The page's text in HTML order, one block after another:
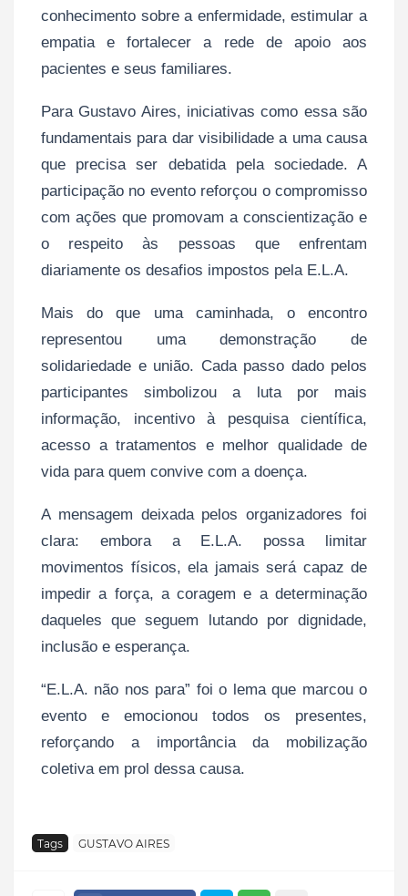
conhecimento sobre a enfermidade, estimular a
empatia e fortalecer a rede de apoio aos
pacientes e seus familiares.
Para Gustavo Aires, iniciativas como essa são
fundamentais para dar visibilidade a uma causa
que precisa ser debatida pela sociedade. A
participação no evento reforçou o compromisso
com ações que promovam a conscientização e
o respeito às pessoas que enfrentam
diariamente os desafios impostos pela E.L.A.
Mais do que uma caminhada, o encontro
representou uma demonstração de
solidariedade e união. Cada passo dado pelos
participantes simbolizou a luta por mais
informação, incentivo à pesquisa científica,
acesso a tratamentos e melhor qualidade de
vida para quem convive com a doença.
A mensagem deixada pelos organizadores foi
clara: embora a E.L.A. possa limitar
movimentos físicos, ela jamais será capaz de
impedir a força, a coragem e a determinação
daqueles que seguem lutando por dignidade,
inclusão e esperança.
“E.L.A. não nos para” foi o lema que marcou o
evento e emocionou todos os presentes,
reforçando a importância da mobilização
coletiva em prol dessa causa.
Tags GUSTAVO AIRES